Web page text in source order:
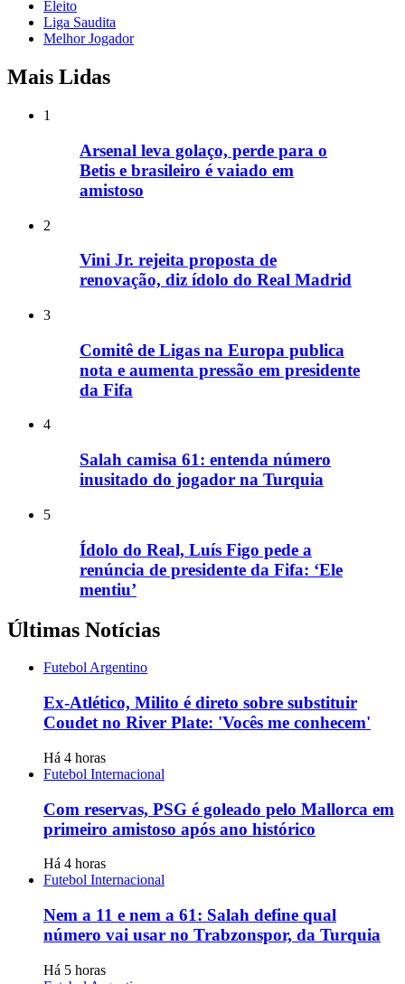
Eleito
Liga Saudita
Melhor Jogador
Mais Lidas
1
Arsenal leva golaço, perde para o
Betis e brasileiro é vaiado em
amistoso
2
Vini Jr. rejeita proposta de
renovação, diz ídolo do Real Madrid
3
Comitê de Ligas na Europa publica
nota e aumenta pressão em presidente
da Fifa
4
Salah camisa 61: entenda número
inusitado do jogador na Turquia
5
Ídolo do Real, Luís Figo pede a
renúncia de presidente da Fifa: ‘Ele
mentiu’
Últimas Notícias
Futebol Argentino
Ex-Atlético, Milito é direto sobre substituir
Coudet no River Plate: 'Vocês me conhecem'
Há 4 horas
Futebol Internacional
Com reservas, PSG é goleado pelo Mallorca em
primeiro amistoso após ano histórico
Há 4 horas
Futebol Internacional
Nem a 11 e nem a 61: Salah define qual
número vai usar no Trabzonspor, da Turquia
Há 5 horas